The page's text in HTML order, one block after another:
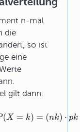
n-mal
die
so ist
eine
gilt dann:
(X = k) = (nk) ⋅ pk
(nk ⋅p k⋅(1 −p )n−k =:Bn